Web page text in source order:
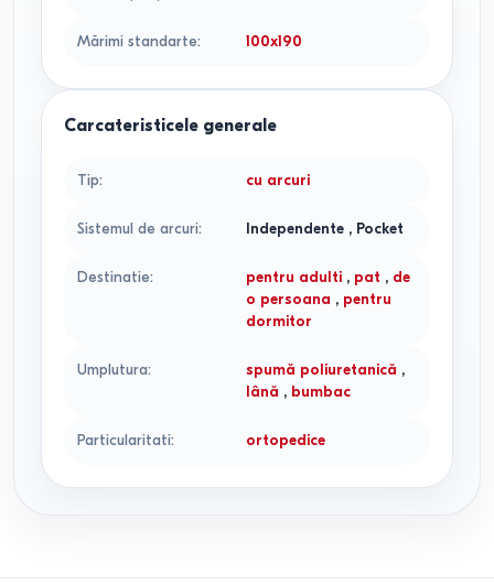
Mărimi standarte: 100x190
Carcateristicele generale
Tip: cu arcuri
Sistemul de arcuri: Independente , Pocket
Destinatie: pentru adulti , pat , de
o persoana , pentru
dormitor
Umplutura: spumă poliuretanică ,
lână , bumbac
Particularitati: ortopedice